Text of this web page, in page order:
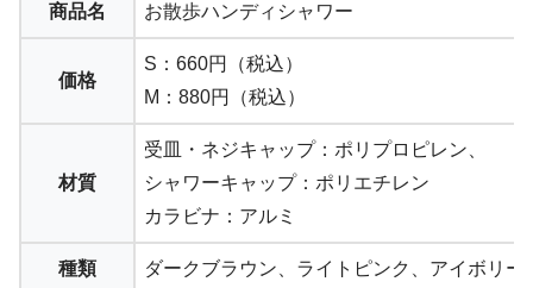
商品名 お散歩ハンディシャワー
価格
S：660円（税込）
M：880円（税込）
材質
‎受皿・ネジキャップ：ポリプロピレン、
シャワーキャップ：ポリエチレン
カラビナ：アルミ
種類 ダークブラウン、ライトピンク、アイボリー